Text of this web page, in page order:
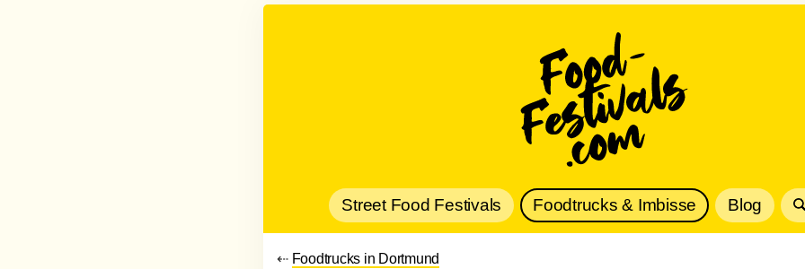
Street Food Festivals Foodtrucks & Imbisse Blog
⇠ Foodtrucks in Dortmund